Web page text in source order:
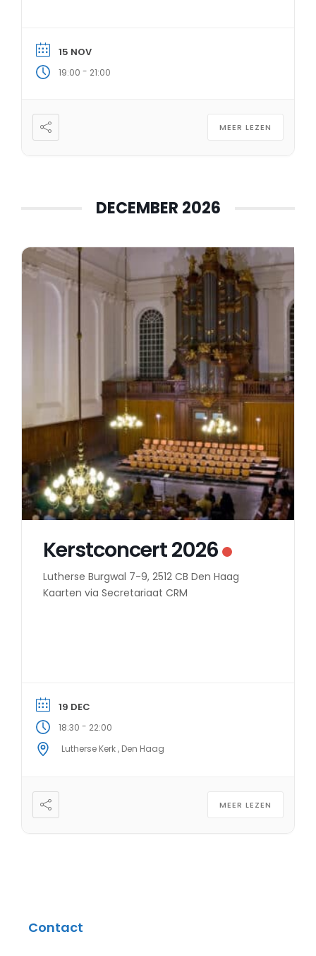
15 NOV
19:00 - 21:00
MEER LEZEN
DECEMBER 2026
Kerstconcert 2026
Lutherse Burgwal 7-9, 2512 CB Den Haag
Kaarten via Secretariaat CRM
19 DEC
18:30 - 22:00
Lutherse Kerk , Den Haag
MEER LEZEN
Contact